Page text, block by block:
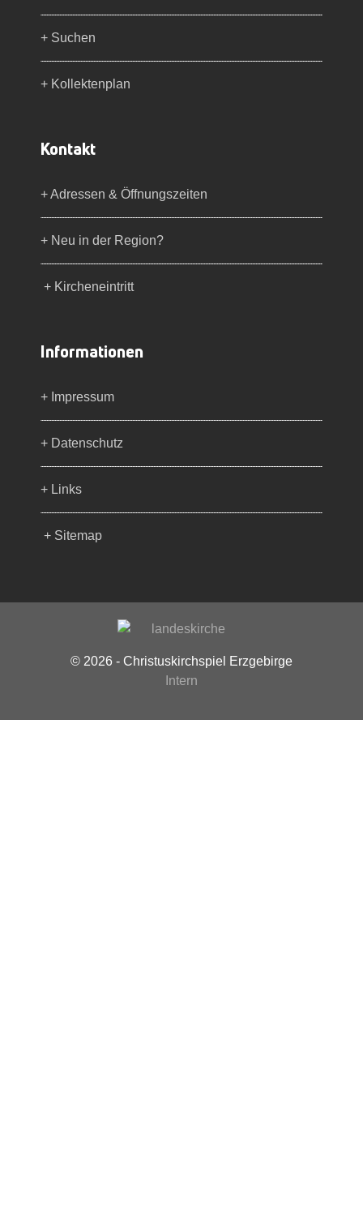
+ Suchen
+ Kollektenplan
Kontakt
+ Adressen & Öffnungszeiten
+ Neu in der Region?
+ Kircheneintritt
Informationen
+ Impressum
+ Datenschutz
+ Links
+ Sitemap
© 2026 - Christuskirchspiel Erzgebirge
Intern